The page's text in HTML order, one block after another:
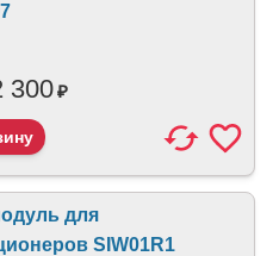
300₽
для
SIW01R1